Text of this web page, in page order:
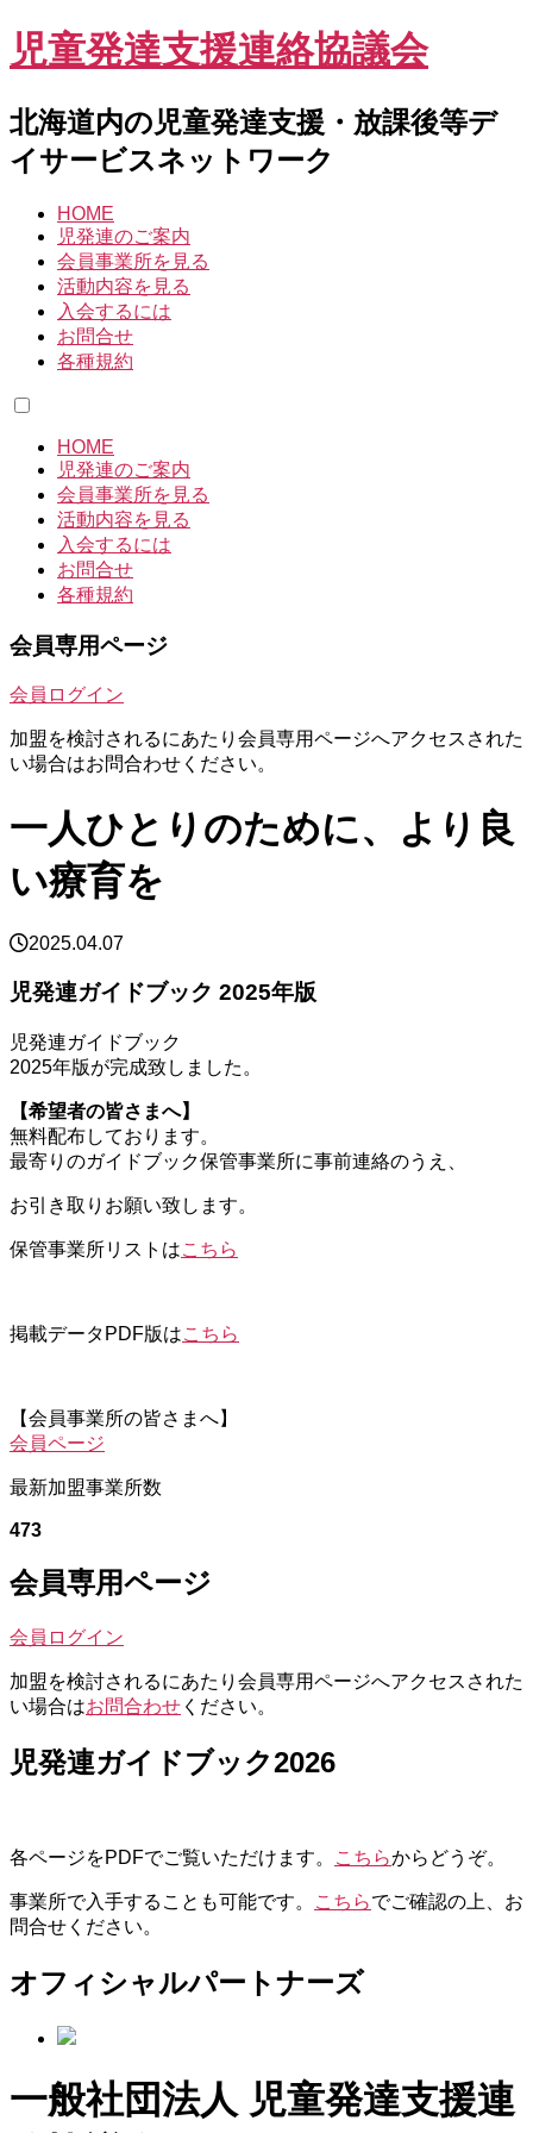
児童発達支援連絡協議会
北海道内の児童発達支援・放課後等デ
イサービスネットワーク
HOME
児発連のご案内
会員事業所を見る
活動内容を見る
入会するには
お問合せ
各種規約
HOME
児発連のご案内
会員事業所を見る
活動内容を見る
入会するには
お問合せ
各種規約
会員専用ページ
会員ログイン
加盟を検討されるにあたり会員専用ページへアクセスされた
い場合はお問合わせください。
一人ひとりのために、より良
い療育を
2025.04.07
児発連ガイドブック 2025年版
児発連ガイドブック
2025年版が完成致しました。
【希望者の皆さまへ】
無料配布しております。
最寄りのガイドブック保管事業所に事前連絡のうえ、
お引き取りお願い致します。
保管事業所リストはこちら
掲載データPDF版はこちら
【会員事業所の皆さまへ】
会員ページ
最新加盟事業所数
473
会員専用ページ
会員ログイン
加盟を検討されるにあたり会員専用ページへアクセスされた
い場合はお問合わせ ください。
児発連ガイドブック2026
各ページをPDFでご覧いただけます。 こちらからどうぞ。
事業所で入手することも可能です。 こちらでご確認の上、お
問合せください。
オフィシャルパートナーズ
一般社団法人 児童発達支援連